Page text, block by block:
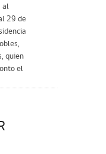
al
29 de
quien
el